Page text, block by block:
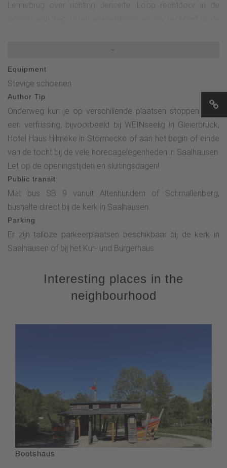
Lennebrug over richting Jenseite. Loop rechtdoor in de
richting Bracht. Ga aan het einde van het dorp Gleierbrück
half rechts het bos in en houd na ongeveer 300 meter
rechts aan. Na een korte afstand ga je weer rechtsaf. Je
loopt een langer stuk boven Gleierbrück en Saalhausen tot
aan het hertenkamp in Böddes. Hier houd je weer rechts
aan en volg je de asfaltweg naar de firma Peetz. Passeer
de firma Peetz en sla meteen weer Die Linke in richting Haus
Hilmeke. Volg de borden naar Haus Hilmeke en steek in
Störmecke onder het hotel de B236 over. Loop een klein
stukje rechtdoor, steek de Lennebrug over en sla na de brug
rechtsaf. Volg nu de Lennetalweg terug naar de kerk in
Saalhausen.
Equipment
Stevige schoenen
Author Tip
Onderweg kun je op verschillende plaatsen stoppen voor
een verfrissing, bijvoorbeeld bij WEINseelig in Gleierbrück,
Hotel Haus Hilmeke in Störmecke of aan het begin of einde
van de tocht bij de vele horecagelegenheden in Saalhausen.
Let op de openingstijden en sluitingsdagen!
Public transit
Met bus SB 9 vanuit Altenhundem of Schmallenberg,
bushalte direct bij de kerk in Saalhausen.
Parking
Er zijn talloze parkeerplaatsen beschikbaar bij de kerk in
Saalhausen of bij het Kur- und Bürgerhaus.
Interesting places in the
neighbourhood
Bootshaus